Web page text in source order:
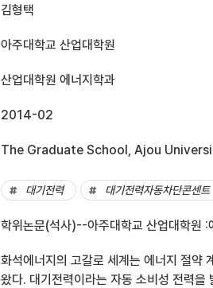
김형택
아주대학교 산업대학원
산업대학원 에너지학과
2014-02
The Graduate School, Ajou
대기전력 대기전력자동차단콘센트
학위논문(석사)--아주대학교 산업대학원
화석에너지의 고갈로 세계는 에너지 절약
왔다. 대기전력이라는 자동 소비성 전력을